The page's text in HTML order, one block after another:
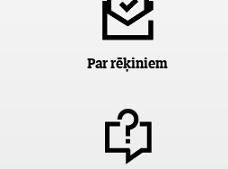
Par rēķiniem